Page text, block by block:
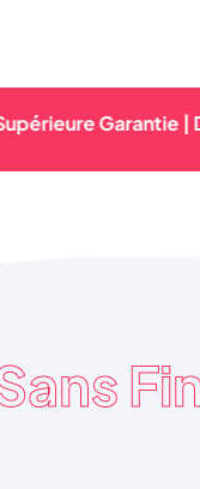
Garantie | Délai